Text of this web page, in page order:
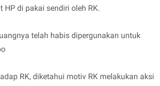
HP di pakai sendiri oleh RK.
telah habis dipergunakan untuk
RK, diketahui motiv RK melakukan aksi